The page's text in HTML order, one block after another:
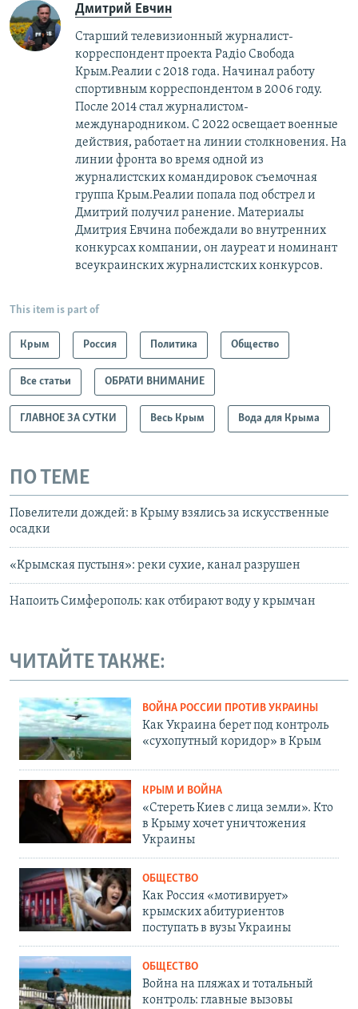
Дмитрий Евчин
Старший телевизионный журналист-
корреспондент проекта Радіо Свобода
Крым.Реалии с 2018 года. Начинал работу
спортивным корреспондентом в 2006 году.
После 2014 стал журналистом-
международником. С 2022 освещает военные
действия, работает на линии столкновения. На
линии фронта во время одной из
журналистских командировок съемочная
группа Крым.Реалии попала под обстрел и
Дмитрий получил ранение. Материалы
Дмитрия Евчина побеждали во внутренних
конкурсах компании, он лауреат и номинант
всеукраинских журналистских конкурсов.
This item is part of
Крым Россия Политика Общество
Все статьи ОБРАТИ ВНИМАНИЕ
ГЛАВНОЕ ЗА СУТКИ Весь Крым Вода для Крыма
ПО ТЕМЕ
Повелители дождей: в Крыму взялись за искусственные
осадки
«Крымская пустыня»: реки сухие, канал разрушен
Напоить Симферополь: как отбирают воду у крымчан
ЧИТАЙТЕ ТАКЖЕ:
ВОЙНА РОССИИ ПРОТИВ УКРАИНЫ
Как Украина берет под контроль
«сухопутный коридор» в Крым
КРЫМ И ВОЙНА
«Стереть Киев с лица земли». Кто
в Крыму хочет уничтожения
Украины
ОБЩЕСТВО
Как Россия «мотивирует»
крымских абитуриентов
поступать в вузы Украины
ОБЩЕСТВО
Война на пляжах и тотальный
контроль: главные вызовы